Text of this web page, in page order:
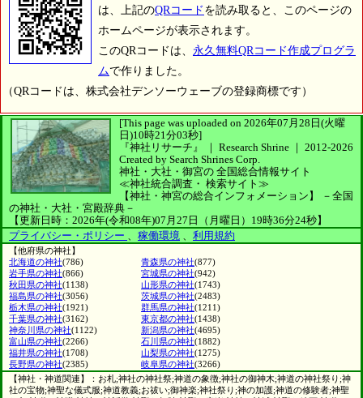
は、上記のQRコード を読み取ると、このページの
ホームページが表示されます。
このQRコードは、 永久無料QRコード作成プログラ
ムで作りました。
（QRコードは、株式会社デンソーウェーブの登録商標です）
[This page was uploaded on 2026年07月28日(火曜
日)10時21分03秒]
『神社リサーチ』 ｜ Research Shrine ｜ 2012-2026
Created by Search Shrines Corp.
神社・大社・御宮の 全国総合情報サイト
≪神社統合調査・ 検索サイト≫
【神社・神宮の総合インフォメーション】
－全国
の神社・大社・宮殿辞典－
【更新日時：2026年(令和08年)07月27日（月曜日）19時36分24秒】
プライバシー・ポリシー 、 稼働環境 、 利用規約
【他府県の神社】
北海道の神社(786) 青森県の神社(877)
岩手県の神社(866) 宮城県の神社(942)
秋田県の神社(1138) 山形県の神社(1743)
福島県の神社(3056) 茨城県の神社(2483)
栃木県の神社(1921) 群馬県の神社(1211)
千葉県の神社(3162) 東京都の神社(1438)
神奈川県の神社(1122) 新潟県の神社(4695)
富山県の神社(2266) 石川県の神社(1882)
福井県の神社(1708) 山梨県の神社(1275)
長野県の神社(2385) 岐阜県の神社(3266)
【神社・神道関連】：お札;神社の神社祭;神道の象徴;神社の御神木;神道の神社祭り;神
社の宝物;神聖な儀式服;神道教義;お祓い;御神楽;神社祭り;神の加護;神道の修験者;神聖